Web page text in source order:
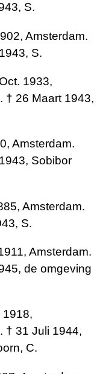
S.
Amsterdam.
S.
1933,
† 26 Maart 1943,
Amsterdam.
Sobibor
Amsterdam.
S.
Amsterdam.
de omgeving
1918,
† 31 Juli 1944,
C.